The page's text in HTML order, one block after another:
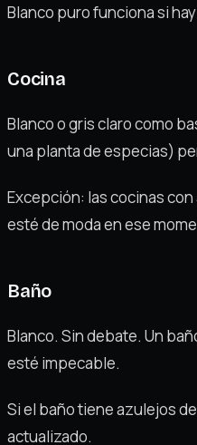
Blanco puro funciona si
Cocina
Blanco o gris claro como
una planta de especias)
Excepción: las cocinas
esté de moda en ese
Baño
Blanco. Sin debate. Un
esté impecable.
Si el baño tiene azulejos
actualizado.